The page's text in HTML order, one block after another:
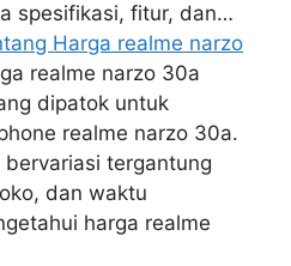
spesifikasi, fitur, dan…
Harga realme narzo
realme narzo 30a
dipatok untuk
realme narzo 30a.
tergantung
dan waktu
harga realme